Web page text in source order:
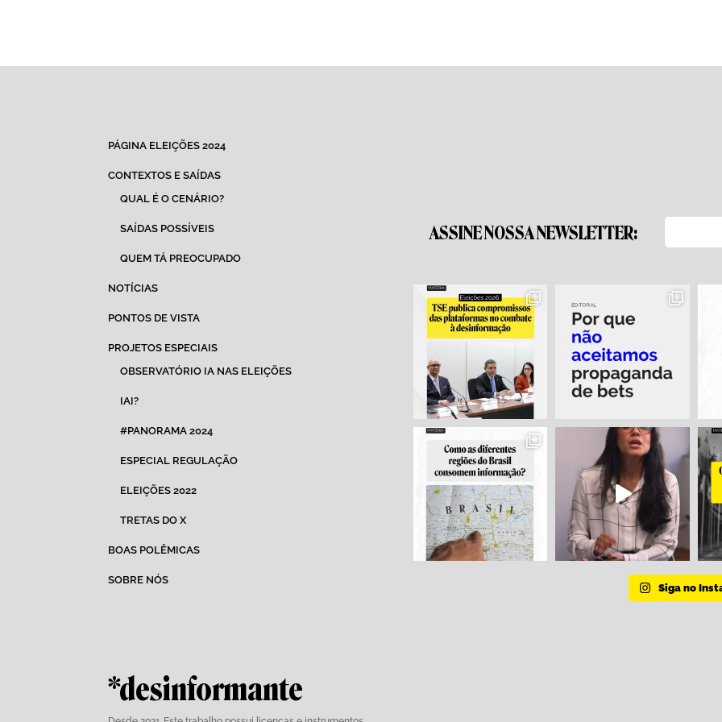
PÁGINA ELEIÇÕES 2024
CONTEXTOS E SAÍDAS
QUAL É O CENÁRIO?
SAÍDAS POSSÍVEIS
QUEM TÁ PREOCUPADO
NOTÍCIAS
PONTOS DE VISTA
PROJETOS ESPECIAIS
OBSERVATÓRIO IA NAS ELEIÇÕES
IAI?
#PANORAMA 2024
ESPECIAL REGULAÇÃO
ELEIÇÕES 2022
TRETAS DO X
BOAS POLÊMICAS
SOBRE NÓS
*desinformante
ASSINE NOSSA NEWSLETTER:
Siga no